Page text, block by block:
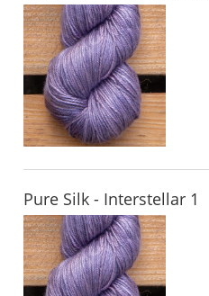
Pure Silk - Interstellar 1